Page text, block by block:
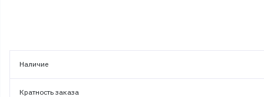
Наличие
Кратность заказа